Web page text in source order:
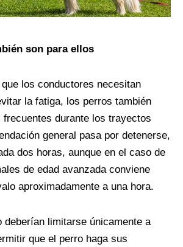
son para ellos
los conductores necesitan
la fatiga, los perros también
frecuentes durante los trayectos
general pasa por detenerse,
dos horas, aunque en el caso de
de edad avanzada conviene
aproximadamente a una hora.
deberían limitarse únicamente a
que el perro haga sus